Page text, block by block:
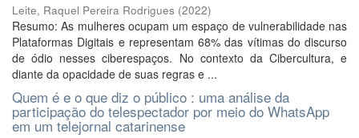
Leite, Raquel Pereira Rodrigues (2022)
Resumo: As mulheres ocupam um espaço de vulnerabilidade nas
Plataformas Digitais e representam 68% das vítimas do discurso
de ódio nesses ciberespaços. No contexto da Cibercultura, e
diante da opacidade de suas regras e ...
Quem é e o que diz o público : uma análise da
participação do telespectador por meio do WhatsApp
em um telejornal catarinense